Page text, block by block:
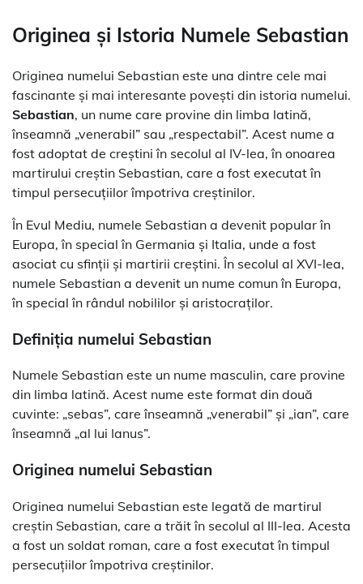
Originea și Istoria Numele Sebastian
Originea numelui Sebastian este una dintre cele mai
fascinante și mai interesante povești din istoria numelui.
Sebastian, un nume care provine din limba latină,
înseamnă „venerabil” sau „respectabil”. Acest nume a
fost adoptat de creștini în secolul al IV-lea, în onoarea
martirului creștin Sebastian, care a fost executat în
timpul persecuțiilor împotriva creștinilor.
În Evul Mediu, numele Sebastian a devenit popular în
Europa, în special în Germania și Italia, unde a fost
asociat cu sfinții și martirii creștini. În secolul al XVI-lea,
numele Sebastian a devenit un nume comun în Europa,
în special în rândul nobililor și aristocraților.
Definiția numelui Sebastian
Numele Sebastian este un nume masculin, care provine
din limba latină. Acest nume este format din două
cuvinte: „sebas”, care înseamnă „venerabil” și „ian”, care
înseamnă „al lui Ianus”.
Originea numelui Sebastian
Originea numelui Sebastian este legată de martirul
creștin Sebastian, care a trăit în secolul al III-lea. Acesta
a fost un soldat roman, care a fost executat în timpul
persecuțiilor împotriva creștinilor.